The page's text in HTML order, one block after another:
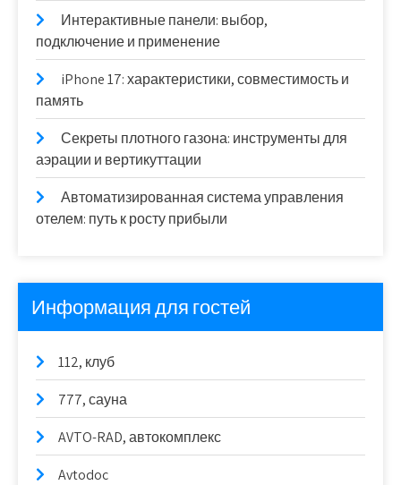
Интерактивные панели: выбор,
подключение и применение
iPhone 17: характеристики, совместимость и
память
Секреты плотного газона: инструменты для
аэрации и вертикуттации
Автоматизированная система управления
отелем: путь к росту прибыли
Информация для гостей
112, клуб
777, сауна
AVTO-RAD, автокомплекс
Avtodoc